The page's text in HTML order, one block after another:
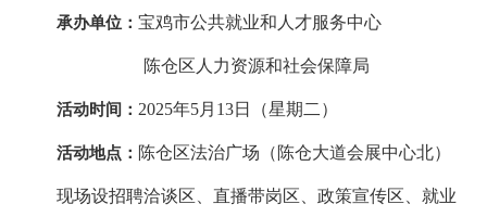
承办单位： 宝鸡市公共就业和人才服务中心
陈仓区人力资源和社会保障局
活动时间： 2025年5月13日（星期二）
活动地点： 陈仓区法治广场（陈仓大道会展中心北）
现场设招聘洽谈区、直播带岗区、政策宣传区、就业